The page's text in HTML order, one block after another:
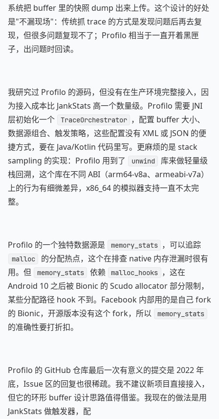
系统把 buffer 里的快照 dump 出来上传。这个设计的好处
是"不漏现场"：传统抓 trace 的方式是发现问题后再去复
现，但很多问题复现不了；Profilo 相当于一直开着黑匣
子，出问题时回读。
我研究过 Profilo 的源码，但没有在生产环境完整接入，因
为接入成本比 JankStats 高一个数量级。Profilo 需要 JNI
层初始化一个
TraceOrchestrator ，配置 buffer 大小、
数据源组合、触发策略，这些配置没有 XML 或 JSON 的便
捷方式，要在 Java/Kotlin 代码里写。更麻烦的是 stack
sampling 的实现：Profilo 用到了
unwind
库来做轻量级
栈回溯，这个库在不同 ABI（arm64-v8a、armeabi-v7a）
上的行为有细微差异，x86_64 的模拟器支持一直不太完
整。
Profilo 的一个独特数据源是 memory_stats ，可以追踪
malloc
的分配热点，这个在排查 native 内存泄漏时很有
用。但
memory_stats 依赖 malloc_hooks ，这在
Android 10 之后被 Bionic 的 Scudo allocator 部分限制，
某些分配路径 hook 不到。Facebook 内部用的是自己 fork
的 Bionic，开源版本没有这个 fork，所以
memory_stats
的准确性要打折扣。
Profilo 的 GitHub 仓库最后一次有意义的提交是 2022 年
底，Issue 区的回复也很稀疏。我不建议新项目直接接入，
但它的环形 buffer 设计思路值得借鉴。我现在的做法是用
JankStats 做触发器，配